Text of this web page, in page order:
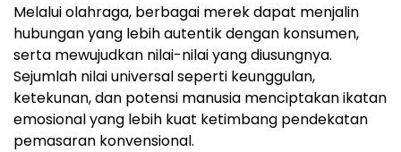
Melalui olahraga, berbagai merek dapat menjalin
hubungan yang lebih autentik dengan konsumen,
serta mewujudkan nilai-nilai yang diusungnya.
Sejumlah nilai universal seperti keunggulan,
ketekunan, dan potensi manusia menciptakan ikatan
emosional yang lebih kuat ketimbang pendekatan
pemasaran konvensional.